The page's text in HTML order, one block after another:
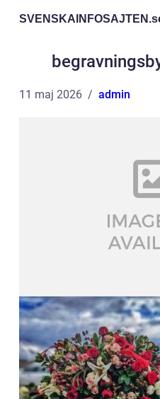
SVENSKAINFOSAJTEN.
11 maj 2026 admin